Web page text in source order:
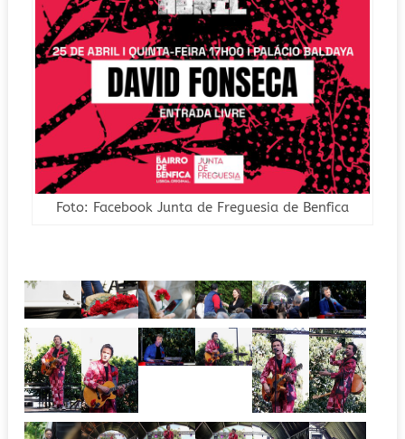
Foto: Facebook Junta de Freguesia de Benfica